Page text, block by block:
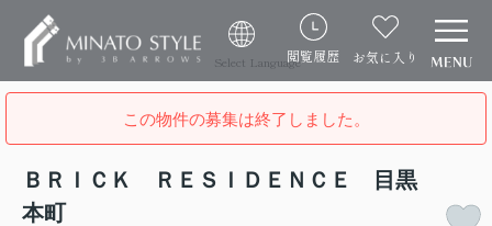
Select Language閲覧履歴 お気に入り
この物件の募集は終了しました。
ＢＲＩＣＫ ＲＥＳＩＤＥＮＣＥ 目黒
本町